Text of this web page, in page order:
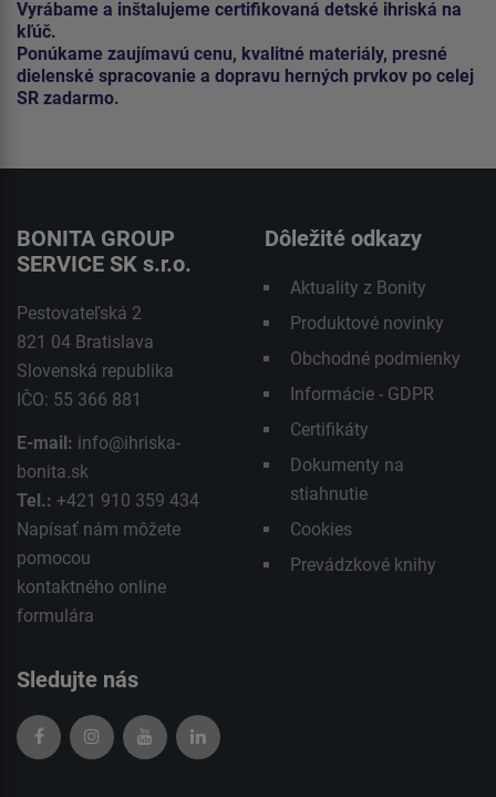
Vyrábame a inštalujeme certifikovaná detské ihriská na
kľúč.
Ponúkame zaujímavú cenu, kvalitné materiály, presné
dielenské spracovanie a dopravu herných prvkov po celej
SR zadarmo.
BONITA GROUP
SERVICE SK s.r.o.
Pestovateľská 2
821 04 Bratislava
Slovenská republika
IČO: 55 366 881
E-mail: info@ihriska-
bonita.sk
Tel.: +421 910 359 434
Napísať nám môžete
pomocou
kontaktného online
formulára
Dôležité odkazy
Aktuality z Bonity
Produktové novinky
Obchodné podmienky
Informácie - GDPR
Certifikáty
Dokumenty na
stiahnutie
Cookies
Prevádzkové knihy
Sledujte nás